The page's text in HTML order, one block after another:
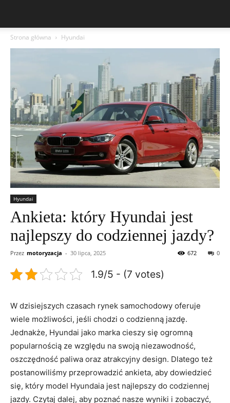
Strona główna Hyundai
Hyundai
Ankieta: który Hyundai jest
najlepszy do codziennej jazdy?
Przez motoryzacja - 30 lipca, 2025 0
672
1.9/5 - (7 votes)
W dzisiejszych czasach rynek samochodowy oferuje
wiele możliwości, jeśli ‌chodzi ‌o codzienną jazdę.
Jednakże, Hyundai jako marka ⁣cieszy się ogromną
⁢popularnością ze względu‌ na swoją niezawodność,
oszczędność paliwa oraz⁢ atrakcyjny design. Dlatego też
postanowiliśmy przeprowadzić ankieta, aby dowiedzieć
się, który model Hyundaia jest najlepszy⁣ do codziennej
jazdy. Czytaj dalej,⁢ aby poznać nasze wyniki i zobaczyć,